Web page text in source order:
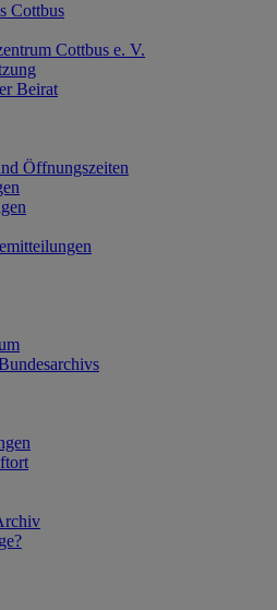
Cottbus
Cottbus e. V.
Beirat
Öffnungszeiten